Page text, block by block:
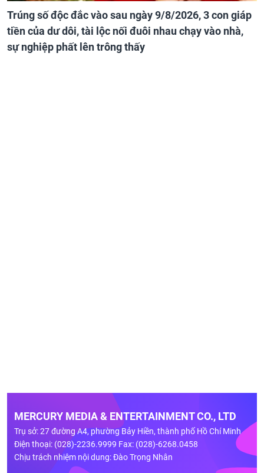
Trúng số độc đắc vào sau ngày 9/8/2026, 3 con giáp
tiền của dư dôi, tài lộc nối đuôi nhau chạy vào nhà,
sự nghiệp phất lên trông thấy
MERCURY MEDIA & ENTERTAINMENT CO., LTD
Trụ sở: 27 đường A4, phường Bảy Hiền, thành phố Hồ Chí Minh
Điện thoại: (028)-2236.9999 Fax: (028)-6268.0458
Chịu trách nhiệm nội dung: Đào Trọng Nhân